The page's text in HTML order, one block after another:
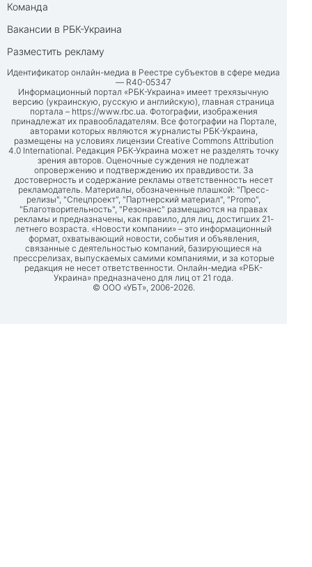
Команда
Вакансии в РБК-Украина
Разместить рекламу
Идентификатор онлайн-медиа в Реестре субъектов в сфере медиа
— R40-05347
Информационный портал «РБК-Украина» имеет трехязычную
версию (украинскую, русскую и английскую), главная страница
портала – https://www.rbc.ua. Фотографии, изображения
принадлежат их правообладателям. Все фотографии на Портале,
авторами которых являются журналисты РБК-Украина,
размещены на условиях лицензии Creative Commons Attribution
4.0 International. Редакция РБК-Украина может не разделять точку
зрения авторов. Оценочные суждения не подлежат
опровержению и подтверждению их правдивости. За
достоверность и содержание рекламы ответственность несет
рекламодатель. Материалы, обозначенные плашкой: "Пресс-
релизы", "Спецпроект", "Партнерский материал", "Promo",
"Благотворительность", "Резонанс" размещаются на правах
рекламы и предназначены, как правило, для лиц, достигших 21-
летнего возраста. «Новости компании» – это информационный
формат, охватывающий новости, события и объявления,
связанные с деятельностью компаний, базирующиеся на
прессрелизах, выпускаемых самими компаниями, и за которые
редакция не несет ответственности. Онлайн-медиа «РБК-
Украина» предназначено для лиц от 21 года.
© ООО «УБТ», 2006-2026.